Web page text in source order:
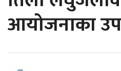
आयोजनाका